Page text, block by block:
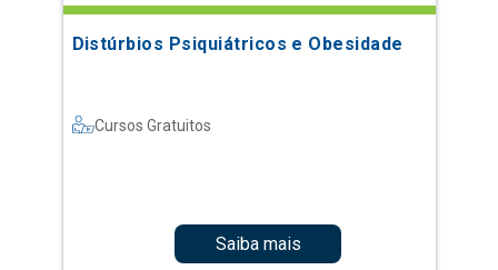
Distúrbios Psiquiátricos e Obesidade
Cursos Gratuitos
Saiba mais